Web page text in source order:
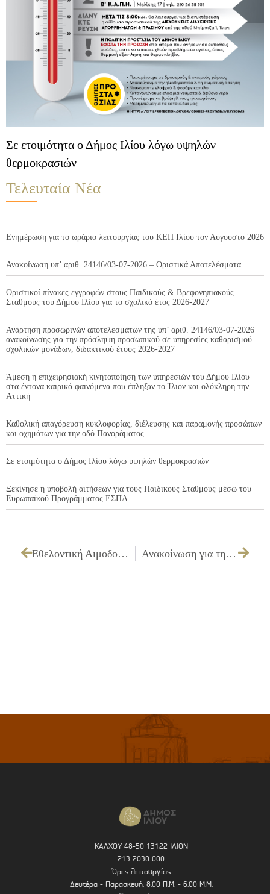
Σε ετοιμότητα ο Δήμος Ιλίου λόγω υψηλών
θερμοκρασιών
Τελευταία Νέα
Ενημέρωση για το ωράριο λειτουργίας του ΚΕΠ Ιλίου τον Αύγουστο 2026
Ανακοίνωση υπ’ αριθ. 24146/03-07-2026 – Οριστικά Αποτελέσματα
Οριστικοί πίνακες εγγραφών στους Παιδικούς & Βρεφονηπιακούς
Σταθμούς του Δήμου Ιλίου για το σχολικό έτος 2026-2027
Ανάρτηση προσωρινών αποτελεσμάτων της υπ’ αριθ. 24146/03-07-2026
ανακοίνωσης για την πρόσληψη προσωπικού σε υπηρεσίες καθαρισμού
σχολικών μονάδων, διδακτικού έτους 2026-2027
Άμεση η επιχειρησιακή κινητοποίηση των υπηρεσιών του Δήμου Ιλίου
στα έντονα καιρικά φαινόμενα που έπληξαν το Ίλιον και ολόκληρη την
Αττική
Καθολική απαγόρευση κυκλοφορίας, διέλευσης και παραμονής προσώπων
και οχημάτων για την οδό Πανοράματος
Σε ετοιμότητα ο Δήμος Ιλίου λόγω υψηλών θερμοκρασιών
Ξεκίνησε η υποβολή αιτήσεων για τους Παιδικούς Σταθμούς μέσω του
Ευρωπαϊκού Προγράμματος ΕΣΠΑ
Εθελοντική Αιμοδοσία Ανακοίνωση για τη λειτουργία των Σχολείων Πρωτοβάθμιας Εκπαίδευσης
ΚΑΛΧΟΥ 48-50 13122 ΙΛΙΟΝ
213 2030 000
Ώρες λειτουργίας
Δευτέρα - Παρασκευή: 8.00 Π.Μ. - 6.00 Μ.Μ.